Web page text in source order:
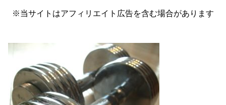
※当サイトはアフィリエイト広告を含む場合があります